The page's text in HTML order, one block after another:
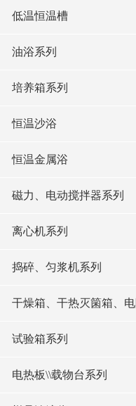
低温恒温槽
油浴系列
培养箱系列
恒温沙浴
恒温金属浴
磁力、电动搅拌器系列
离心机系列
捣碎、匀浆机系列
试验箱系列
电热板\\载物台系列